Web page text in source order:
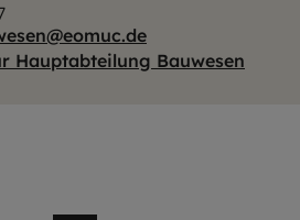
Hauptabteilung Bauwesen